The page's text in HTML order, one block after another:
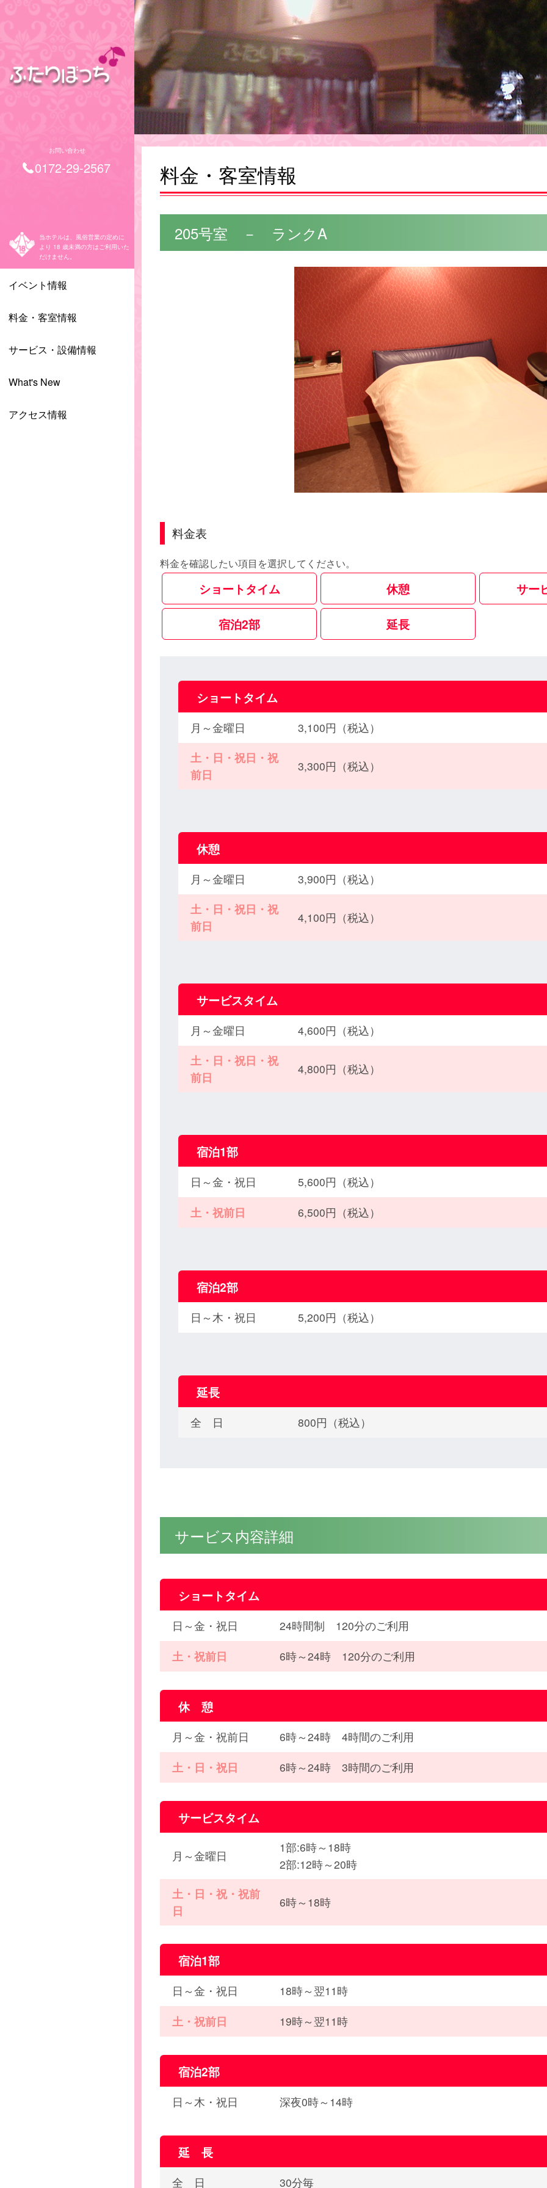
当ホテルは、風俗営業の定めに
より 18 歳未満の方はご利用いた
だけません。
お問い合わせ
0172-29-2567
イベント情報
料金・客室情報
サービス・設備情報
What's New
アクセス情報
料金・客室情報
205号室 － ランクA
料金表
料金を確認したい項目を選択してください。
ショートタイム 休憩 サー
宿泊2部 延長
ショートタイム
月～金曜日
3,100円（税込）
土・日・祝日・祝
前日
3,300円（税込）
休憩
月～金曜日
3,900円（税込）
土・日・祝日・祝
前日
4,100円（税込）
サービスタイム
月～金曜日
4,600円（税込）
土・日・祝日・祝
前日
4,800円（税込）
宿泊1部
日～金・祝日
5,600円（税込）
土・祝前日
6,500円（税込）
宿泊2部
日～木・祝日 5,200円（税込）
延長
全 日 800円（税込）
サービス内容詳細
ショートタイム
日～金・祝日
24時間制 120分のご利用
土・祝前日
6時～24時 120分のご利用
休 憩
月～金・祝前日
6時～24時 4時間のご利用
土・日・祝日
6時～24時 3時間のご利用
サービスタイム
月～金曜日
1部:6時～18時
2部:12時～20時
土・日・祝・祝前
日
6時～18時
宿泊1部
日～金・祝日
18時～翌11時
土・祝前日
19時～翌11時
宿泊2部
日～木・祝日 深夜0時～14時
延 長
全 日 30分毎